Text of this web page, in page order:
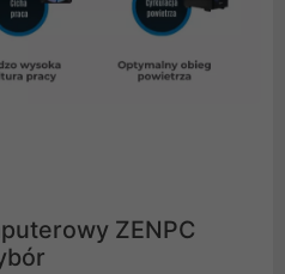
ZENPC